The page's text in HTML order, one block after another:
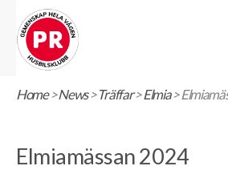
Home>News>Träffar>Elmia>
Elmiamässan 2024